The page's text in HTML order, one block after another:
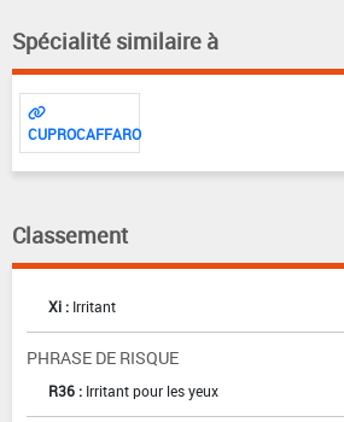
Spécialité similaire à
CUPROCAFFARO
Classement
Xi : Irritant
PHRASE DE RISQUE
R36 : Irritant pour les yeux